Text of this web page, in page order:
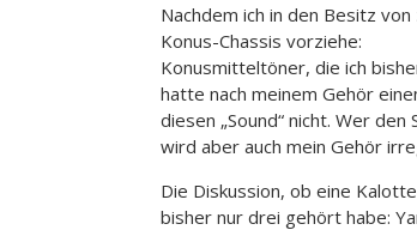
Nachdem ich in den Besitz
Konus-Chassis vorziehe:
Konusmitteltöner, die ich
hatte nach meinem Gehör
diesen „Sound“ nicht. Wer
wird aber auch mein Gehör
Die Diskussion, ob eine
bisher nur drei gehört habe: